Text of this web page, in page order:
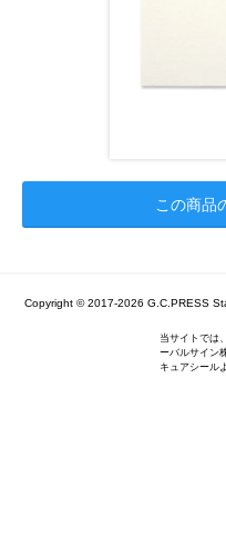
この商品
Copyright © 2017-2026 G.C.PRESS
当サイトでは
ーバルサイン
キュアシール